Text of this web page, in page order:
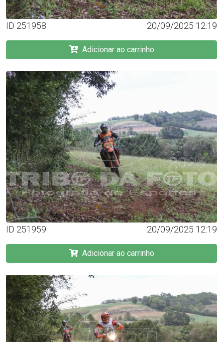
ID 251958 20/09/2025 12:19
Adicionar ao carrinho
ID 251959 20/09/2025 12:19
Adicionar ao carrinho